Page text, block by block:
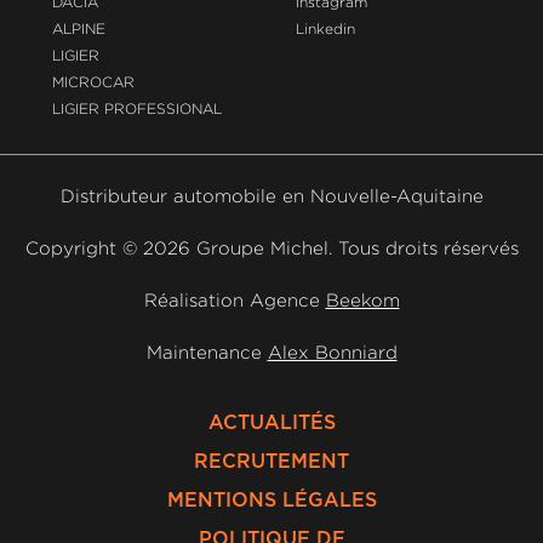
ALPINE
LIGIER
MICROCAR
LIGIER PROFESSIONAL
Linkedin
Distributeur automobile en Nouvelle-Aquitaine
Copyright © 2026 Groupe Michel. Tous droits réservés
Réalisation Agence Beekom
Maintenance Alex Bonniard
ACTUALITÉS
RECRUTEMENT
MENTIONS LÉGALES